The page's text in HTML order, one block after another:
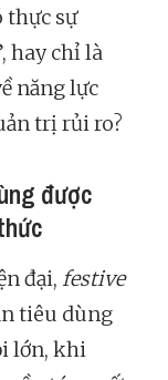
thực sự
hay chỉ là
năng lực
trị rủi ro?
được
đại, festive
tiêu dùng
lớn, khi